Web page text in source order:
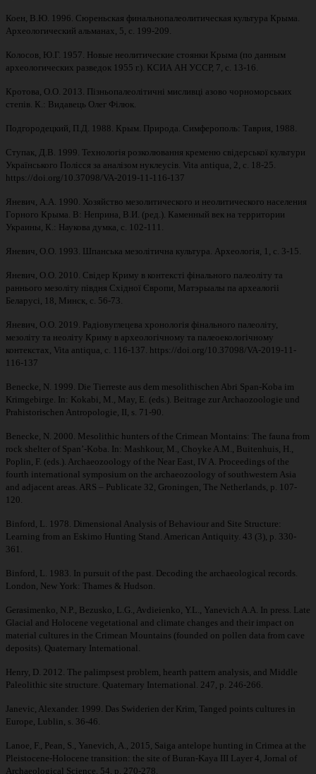
Коен, В.Ю. 1996. Сюреньская финальнопалеолитическая культура Крыма.
Археологический альманах, 5, с. 199-209.
Колосов, Ю.Г. 1957. Новые неолитические стоянки Крыма (по данным
археологических разведок 1955 г.). КСИА АН УССР, 7, с. 13-16.
Кротова, О.О. 2013. Пізньопалеолітичні мисливці азово чорноморських
степів. К.: Видавець Олег Філюк.
Подгородецкий, П.Д. 1988. Крым. Природа. Симферополь: Таврия, 1988.
Ступак, Д.В. 1999. Технологія розколювання кременю свідерської культури
Українського Полісся за аналізом нуклеусів. Vita antiquа, 2, с. 18-25.
https://doi.org/10.37098/VA-2019-11-116-137
Яневич, А.А. 1990. Хозяйство мезолитического и неолитического населения
Горного Крыма. В: Неприна, В.И. (ред.). Каменный век на территории
Украины, К.: Наукова думка, с. 102-111.
Яневич, О.О. 1993. Шпанська мезолітична культура. Археологія, 1, с. 3-15.
Яневич, О.О. 2010. Свідер Криму в контексті фінального палеоліту та
раннього мезоліту півдня Східної Європи, Матэрыалы па археалогіі
Беларусі, 18, Минск, с. 56-73.
Яневич, О.О. 2019. Радіовуглецева хронологія фінального палеоліту,
мезоліту та неоліту Криму в археологічному та палеоекологічному
контекстах, Vita antiqua, с. 116-137. https://doi.org/10.37098/VA-2019-11-
116-137
Benecke, N. 1999. Die Tierreste aus dem mesolithischen Abri Span-Koba im
Krimgebirge. In: Kokabi, M., May, E. (eds.). Beitrage zur Archaozoologie und
Prahistorischen Antropologie, II, s. 71-90.
Benecke, N. 2000. Mesolithic hunters of the Crimean Montains: The fauna from
rock shelter of Span’-Koba. In: Mashkour, M., Choyke A.M., Buitenhuis, H.,
Poplin, F. (eds.). Archaeozoology of the Near East, IV A. Proceedings of the
fourth international symposium on the archaeozoology of southwestern Asia
and adjacent areas. ARS – Publicate 32, Groningen, The Netherlands, p. 107-
120.
Binford, L. 1978. Dimensional Analysis of Behaviour and Site Structure:
Learning from an Eskimo Hunting Stand. American Antiquity. 43 (3), p. 330-
361.
Binford, L. 1983. In pursuit of the past. Decoding the archaeological records.
London, New York: Thames & Hudson.
Gerasimenko, N.P., Bezusko, L.G., Avdieienko, Y.L., Yanevich A.A. In press. Late
Glacial and Holocene vegetational and climate changes and their impact on
material cultures in the Crimean Mountains (founded on pollen data from cave
deposits). Quaternary International.
Henry, D. 2012. The palimpsest problem, hearth pattern analysis, and Middle
Paleolithic site structure. Quaternary International. 247, p. 246-266.
Janevic, Alexander. 1999. Das Swiderien der Krim, Tanged points cultures in
Europe, Lublin, s. 36-46.
Lanoe, F., Pean, S., Yanevich, A., 2015, Saiga antelope hunting in Crimea at the
Pleistocene-Holocene transition: the site of Buran-Kaya III Layer 4, Jornal of
Archaeological Science, 54, р. 270-278.